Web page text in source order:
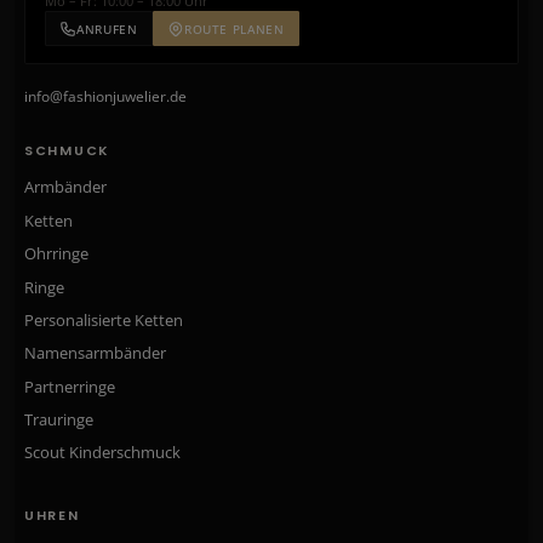
ANRUFEN ROUTE PLANEN
info@fashionjuwelier.de
SCHMUCK
Armbänder
Ketten
Ohrringe
Ringe
Personalisierte Ketten
Namensarmbänder
Partnerringe
Trauringe
Scout Kinderschmuck
UHREN